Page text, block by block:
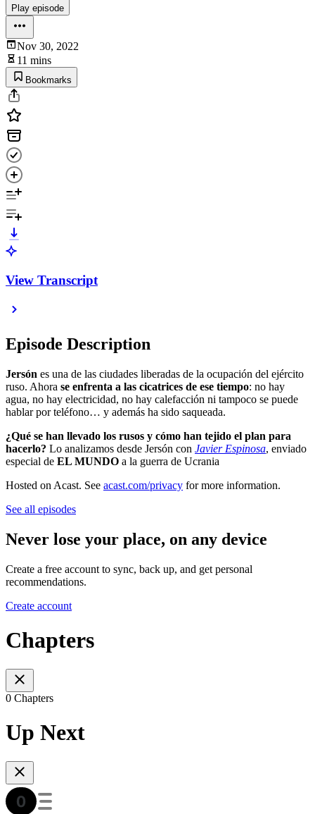
Play episode
Nov 30, 2022
11 mins
Bookmarks
View Transcript
Episode Description
Jersón es una de las ciudades liberadas de la ocupación del ejército
ruso. Ahora se enfrenta a las cicatrices de ese tiempo: no hay
agua, no hay electricidad, no hay calefacción ni tampoco se puede
hablar por teléfono… y además ha sido saqueada.
¿Qué se han llevado los rusos y cómo han tejido el plan para
hacerlo? Lo analizamos desde Jersón con Javier Espinosa, enviado
especial de EL MUNDO a la guerra de Ucrania
Hosted on Acast. See acast.com/privacy for more information.
See all episodes
Never lose your place, on any device
Create a free account to sync, back up, and get personal
recommendations.
Create account
Chapters
0 Chapters
Up Next